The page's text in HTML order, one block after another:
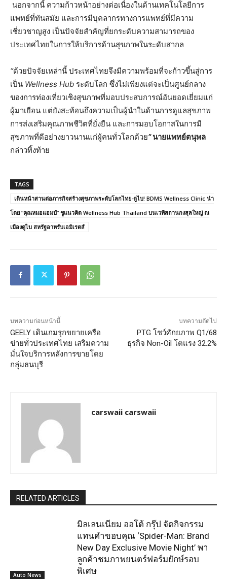
นอกจากนี้ ความก้าวหน้าอย่างต่อเนื่องในด้านเทคโนโลยีการ
แพทย์ที่ทันสมัย และการมีบุคลากรทางการแพทย์ที่มีความ
เชี่ยวชาญสูง เป็นปัจจัยสำคัญที่ยกระดับความสามารถของ
ประเทศไทยในการให้บริการด้านสุขภาพในระดับสากล
“ด้วยปัจจัยเหล่านี้ ประเทศไทยจึงมีความพร้อมที่จะก้าวขึ้นสู่การ
เป็น Wellness Hub ระดับโลก ซึ่งไม่เพียงแต่จะเป็นศูนย์กลาง
ของการท่องเที่ยวเชิงสุขภาพที่มอบประสบการณ์อันยอดเยี่ยมแก่
ผู้มาเยือน แต่ยังสะท้อนถึงความเป็นผู้นำในด้านการดูแลสุขภาพ
การส่งเสริมคุณภาพชีวิตที่ยั่งยืน และการมอบโอกาสในการมี
สุขภาพที่ดีอย่างยาวนานแก่ผู้คนทั่วโลกด้วย” นายแพทย์ตนุพล
กล่าวทิ้งท้าย
TAGS
เดินหน้าสานต่อภารกิจสร้างสุขภาพระดับโลกไทย-ดูไบ! BDMS Wellness Clinic นำ
โดย “คุณหมอแอมป์” ชูแนวคิด Wellness Hub Thailand บนเวทีสถานกงสุลใหญ่ ณ
เมืองดูไบ สหรัฐอาหรับเอมิเรตส์
บทความก่อนหน้านี้
GEELY เดินเกมรุกขยายเครือ
ข่ายทั่วประเทศไทย เสริมความ
มั่นใจบริการหลังการขายโดย
กลุ่มธนบุรี
บทความถัดไป
PTG โชว์ศักยภาพ Q1/68
ธุรกิจ Non-Oil โตแรง 32.2%
carswaii carswaii
RELATED ARTICLES
Auto News
มิลเลนเนียม ออโต้ กรุ๊ป จัดกิจกรรม
แทนคำขอบคุณ ‘Spider-Man: Brand
New Day Exclusive Movie Night’ พา
ลูกค้าชมภาพยนตร์ฟอร์มยักษ์รอบ
พิเศษ